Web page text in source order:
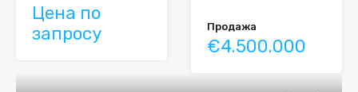
Цена по
запросу
Продажа
€4.500.000